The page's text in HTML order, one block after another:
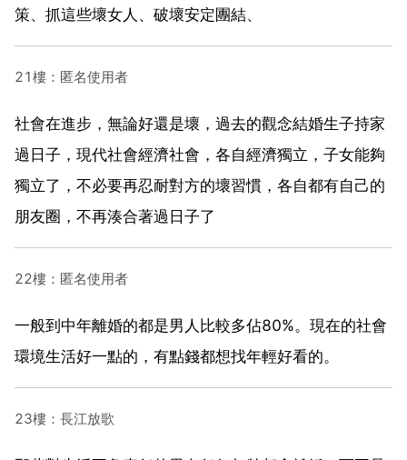
策、抓這些壞女人、破壞安定團結、
21樓：匿名使用者
社會在進步，無論好還是壞，過去的觀念結婚生子持家
過日子，現代社會經濟社會，各自經濟獨立，子女能夠
獨立了，不必要再忍耐對方的壞習慣，各自都有自己的
朋友圈，不再湊合著過日子了
22樓：匿名使用者
一般到中年離婚的都是男人比較多佔80%。現在的社會
環境生活好一點的，有點錢都想找年輕好看的。
23樓：長江放歌